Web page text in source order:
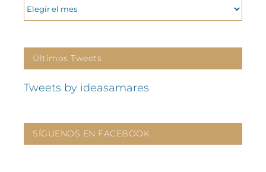
ARCHIVOS
Últimos Tweets
Tweets by ideasamares
SÍGUENOS EN FACEBOOK